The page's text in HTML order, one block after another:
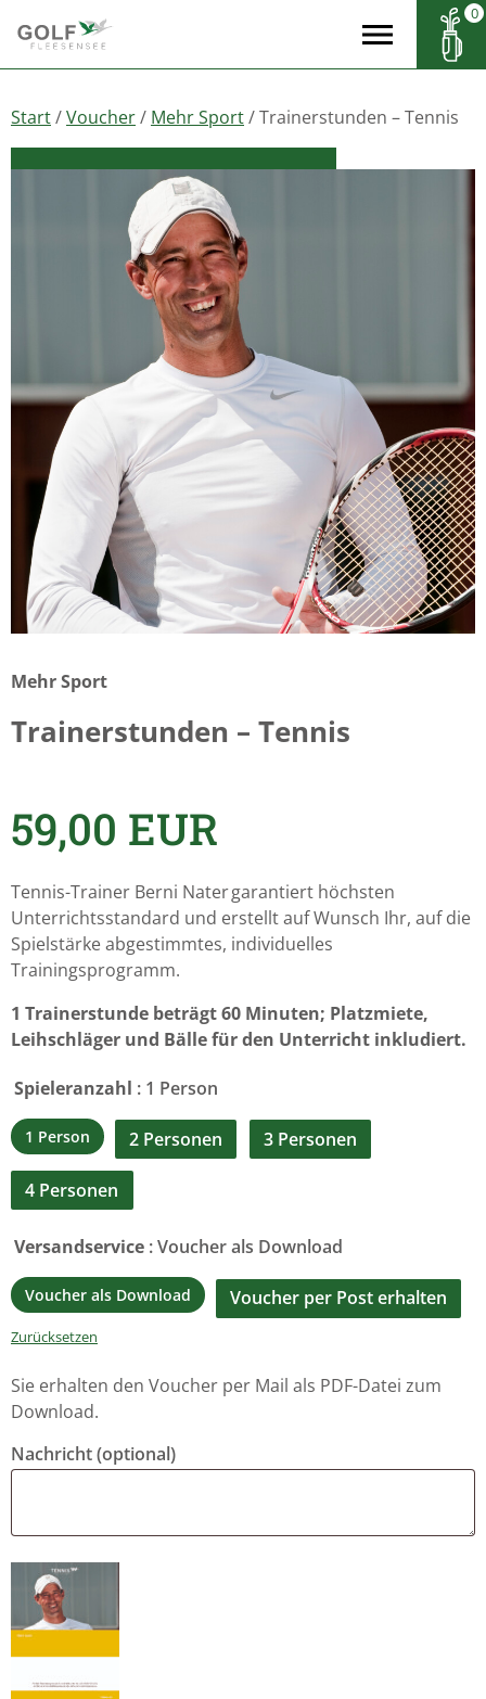
0
Start/Voucher/ Mehr Sport/ Trainerstunden – Tennis
Mehr Sport
Trainerstunden – Tennis
59,00 EUR
Tennis-Trainer Berni Nater garantiert höchsten
Unterrichtsstandard und erstellt auf Wunsch Ihr, auf die
Spielstärke abgestimmtes, individuelles
Trainingsprogramm.
1 Trainerstunde beträgt 60 Minuten; Platzmiete,
Leihschläger und Bälle für den Unterricht inkludiert.
Spieleranzahl : 1 Person
1 Person 2 Personen 3 Personen
4 Personen
Versandservice : Voucher als Download
Voucher als Download Voucher per Post erhalten
Zurücksetzen
Sie erhalten den Voucher per Mail als PDF-Datei zum
Download.
Nachricht(optional)